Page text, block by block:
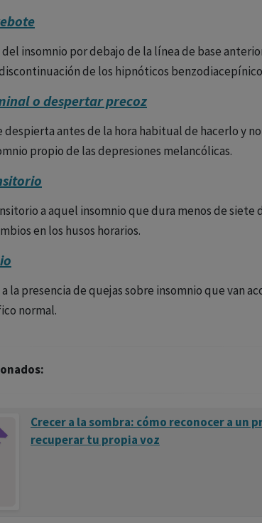
insomnio por debajo de la línea de base
de los hipnóticos
o despertar precoz
despierta antes de la hora habitual de hacerlo y
propio de las depresiones melancólicas.
a aquel insomnio que dura menos de siete
en los husos horarios.
la presencia de quejas sobre insomnio que van
normal.
Crecer a la sombra: cómo reconocer a un
recuperar tu propia voz